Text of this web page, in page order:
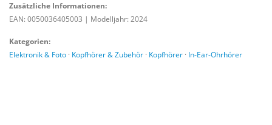
Zusätzliche Informationen:
EAN: 0050036405003 | Modelljahr: 2024
Kategorien:
Elektronik & Foto · Kopfhörer & Zubehör · Kopfhörer · In-Ear-Ohrhörer